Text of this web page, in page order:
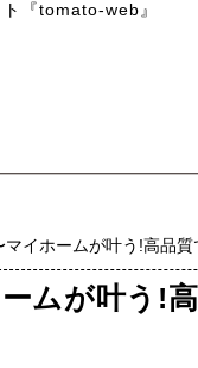
『tomato-web』
イホームが叶う!高品
ムが叶う!